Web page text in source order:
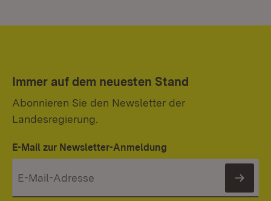
Immer auf dem neuesten Stand
Abonnieren Sie den Newsletter der
Landesregierung.
E-Mail zur Newsletter-Anmeldung